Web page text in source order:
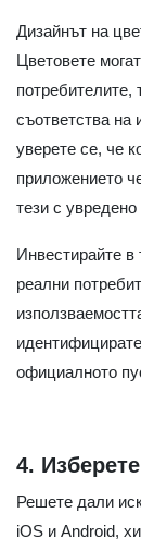
Дизайнът на
Цветовете
потребителите,
съответства
уверете се, че
приложението
тези с увредено
Инвестирайте в
реални
официалното
4.
Решете дали
iOS и Android,